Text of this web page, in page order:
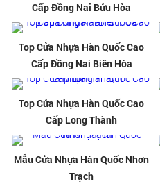
Cấp Đồng Nai Bửu Hòa
Top Cửa Nhựa Hàn Quốc Cao
Cấp Đồng Nai Biên Hòa
Top Cửa Nhựa Hàn Quốc Cao
Cấp Long Thành
Mẫu Cửa Nhựa Hàn Quốc Nhơn
Trạch